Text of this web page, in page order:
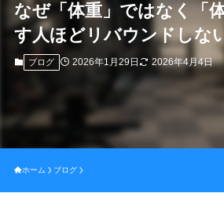
なぜ「体重」ではなく「
す人ほどリバウンドしな
ブログ 2026年1月29日 2026年4月4日
ホーム ブログ